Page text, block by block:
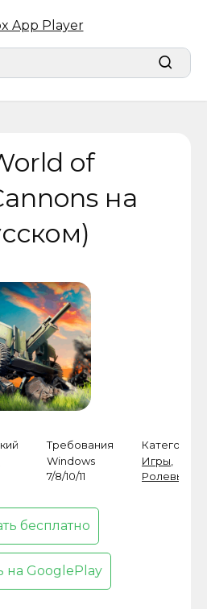
for:
of
на
Требования
Windows
7/8/10/11
Категория
Игры
Ролевые
бесплатно
на GooglePlay